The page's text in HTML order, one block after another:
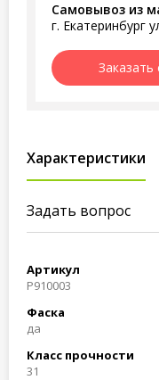
Самовывоз из
г. Екатеринбург
Заказать
Характеристики
Задать вопрос
Артикул
P910003
Фаска
да
Класс прочности
31